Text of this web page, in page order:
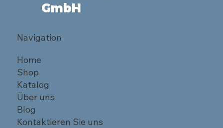
GmbH
Navigation
Home
Shop
Katalog
Über uns
Blog
Kontaktieren Sie uns